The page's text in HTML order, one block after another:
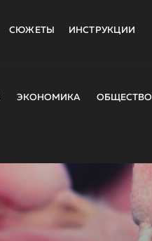
СЮЖЕТЫ ИНСТРУКЦИИ
ЭКОНОМИКА ОБЩЕСТВО